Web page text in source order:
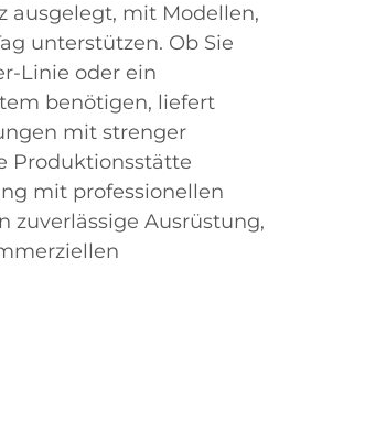
ausgelegt, mit Modellen,
unterstützen. Ob Sie
Linie oder ein
benötigen, liefert
mit strenger
Produktionsstätte
mit professionellen
zuverlässige Ausrüstung,